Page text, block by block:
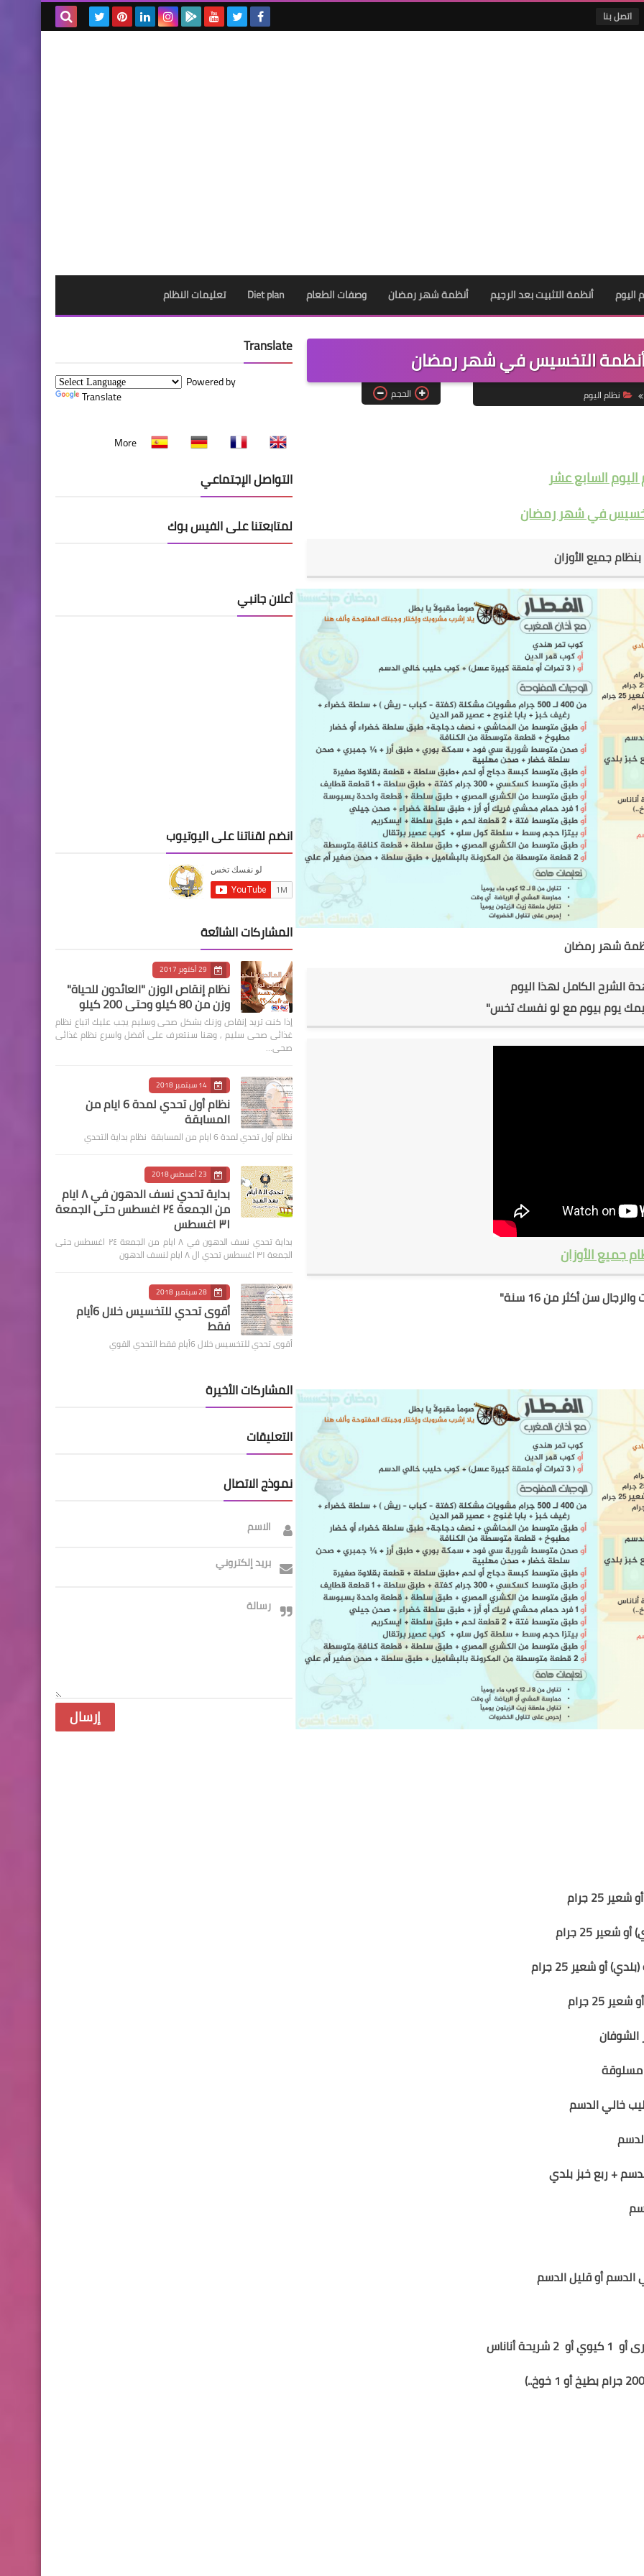
اتصل بنا
اليوم أنظمة التثبيت بعد الرجيم أنظمة شهر رمضان وصفات الطعام Diet plan تعليمات النظام
أنظمة التخسيس في شهر رمضان
نظام اليوم الحجم
السابع عشر
في شهر رمضان
بنظام جميع الأوزان
شهر رمضان
الشرح الكامل لهذا اليوم
يوم بيوم مع لو نفسك تخس"
جميع الأوزان
سن أكثر من 16 سنة"
أو شعير 25جرام
أو شعير 25جرام
(بلدي)أو شعير 25جرام
أو شعير 25جرام
خالي الدسم
+ ربع خبز بلدي
الدسم أو قليل الدسم
1 كيوي أو 2 شريحة أناناس
200 جرام بطيخ أو 1 خوخ..)
Translate
Powered by
Translate
More
التواصل الإجتماعي
لمتابعتنا على الفيس بوك
أعلان جانبي
انضم لقناتنا على اليوتيوب
المشاركات الشائعة
29 أكتوبر 2017
نظام إنقاص الوزن "العائدون للحياة"
وزن من 80 كيلو وحتى 200 كيلو
إذا كنت تريد إنقاص وزنك بشكل صحى وسليم يجب عليك اتباع نظام
غذائى صحى سليم , وهنا سنتعرف على أفضل واسرع نظام غذائى
صحى…
14 سبتمبر 2018
نظام أول تحدي لمدة 6 ايام من
المسابقة
نظام أول تحدي لمدة 6 ايام من المسابقة نظام بداية التحدي
23 أغسطس 2018
بداية تحدي نسف الدهون في ٨ ايام
من الجمعة ٢٤ اغسطس حتى الجمعة
٣١ اغسطس
بداية تحدي نسف الدهون في ٨ ايام من الجمعة ٢٤ اغسطس حتى
الجمعة ٣١ اغسطس تحدي ال ٨ ايام لنسف الدهون
28 سبتمبر 2018
أقوى تحدي للتخسيس خلال 6أيام
فقط
أقوى تحدي للتخسيس خلال 6أيام فقط التحدي القوي
المشاركات الأخيرة
التعليقات
نموذج الاتصال
الاسم
بريد إلكتروني
رسالة